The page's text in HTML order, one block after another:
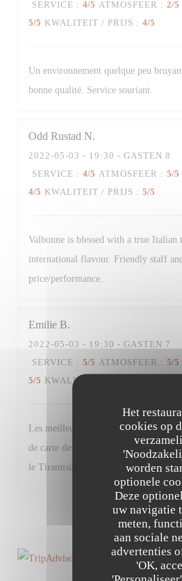
Het
cookies op
worden
optionele
Deze
uw navigatie
meten,
aan sociale
advertenties
'OK,
SERVICE : 4/5 ATMOSFEER : 2/5
5/5 KWALITEIT / PRIJS : 4/5
Un environnement quelque peu
bonne qualité. Service souriant.
Odd Rustad N
2022-05-03 - 19:30 - GASTEN 8
SERVICE : 4/5 ATMOSFEER : 5/5
4/5 KWALITEIT / PRIJS : 5/5
Valbonne is blessed with a true
international flavour. Friendly staff
price/performance.
Emilie B
2022-05-03 - 19:30 - GASTEN 7
SERVICE : 5/5 ATMOSFEER : 5/5
5/5 KWALITEIT / PRIJS
Les meilleurs plats n’étaient déjà plus
de carte des desserts (moins de choix
le Tiramisù). Très bon restaurant
1 2